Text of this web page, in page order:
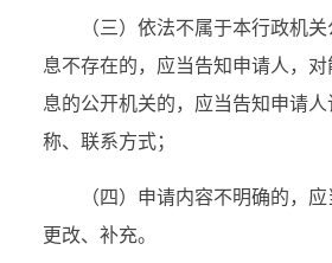
（三）依法不属于本行政机关
息不存在的，应当告知申请人，
息的公开机关的，应当告知申请
称、联系方式；
（四）申请内容不明确的，应
更改、补充。